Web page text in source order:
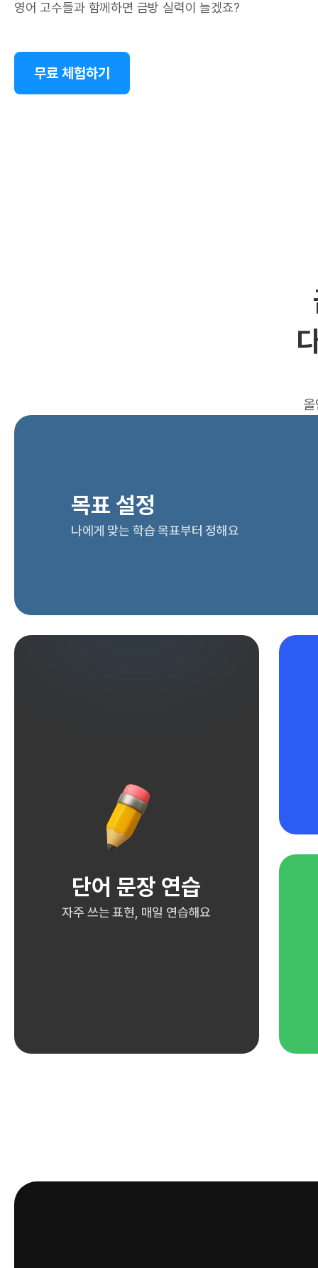
영어 고수들과 함께하면 금방 실력이 늘겠죠?
무료 체험하기
목표 설정
나에게 맞는 학습 목표부터 정해요
단어 문장 연습
자주 쓰는 표현, 매일 연습해요